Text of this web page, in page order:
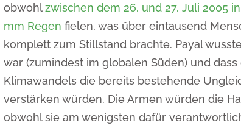
obwohlzwischen dem 26. und 27. Juli 2005
mm Regen fielen, was über eintausend
komplett zum Stillstand brachte. Payal
war (zumindest im globalen Süden) und
Klimawandels die bereits bestehende
verstärken würden. Die Armen würden die
obwohl sie am wenigsten dafür